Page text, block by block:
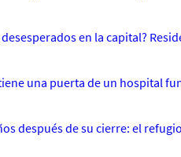
en la capital?
una puerta de un hospital
después de su cierre: el